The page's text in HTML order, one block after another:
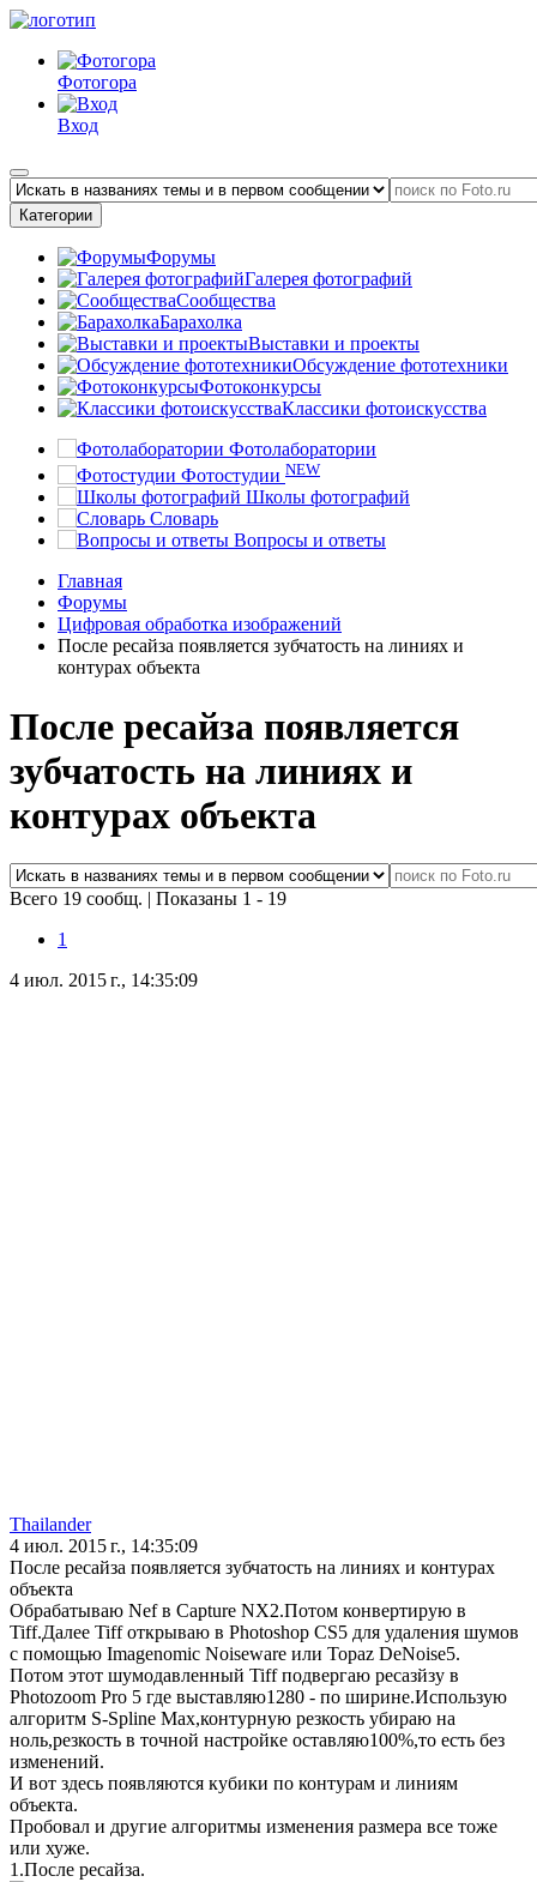
Фотогора
Вход
Категории
Форумы
Галерея фотографий
Сообщества
Барахолка
Выставки и проекты
Обсуждение фототехники
Фотоконкурсы
Классики фотоискусства
Фотолаборатории
Фотостудии NEW
Школы фотографий
Словарь
Вопросы и ответы
Главная
Форумы
Цифровая обработка изображений
После ресайза появляется зубчатость на линиях и
контурах объекта
После ресайза появляется
зубчатость на линиях и
контурах объекта
Всего 19 сообщ. | Показаны 1 - 19
1
4 июл. 2015 г., 14:35:09
Thailander
4 июл. 2015 г., 14:35:09
После ресайза появляется зубчатость на линиях и контурах
объекта
Обрабатываю Nef в Capture NX2.Потом конвертирую в
Tiff.Далее Tiff открываю в Photoshop CS5 для удаления шумов
с помощью Imagenomic Noiseware или Topaz DeNoise5.
Потом этот шумодавленный Tiff подвергаю ресазйзу в
Photozoom Pro 5 где выставляю1280 - по ширине.Использую
алгоритм S-Spline Max,контурную резкость убираю на
ноль,резкость в точной настройке оставляю100%,то есть без
изменений.
И вот здесь появляются кубики по контурам и линиям
объекта.
Пробовал и другие алгоритмы изменения размера все тоже
или хуже.
1.После ресайза.